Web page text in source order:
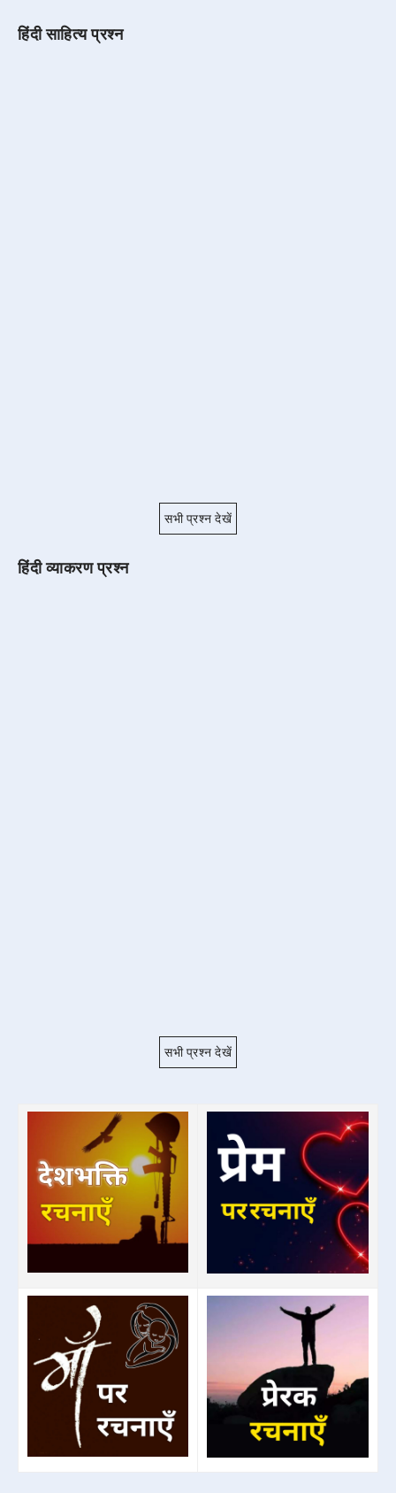
हिंदी साहित्य प्रश्न
सभी प्रश्न देखें
हिंदी व्याकरण प्रश्न
सभी प्रश्न देखें